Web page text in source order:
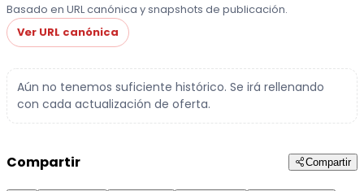
Basado en URL canónica y snapshots de publicación.
Ver URL canónica
Aún no tenemos suficiente histórico. Se irá rellenando
con cada actualización de oferta.
Compartir Compartir